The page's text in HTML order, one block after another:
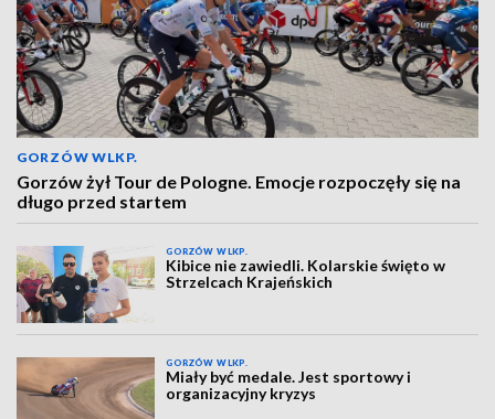
GORZÓW WLKP.
Gorzów żył Tour de Pologne. Emocje rozpoczęły się na
długo przed startem
GORZÓW WLKP.
Kibice nie zawiedli. Kolarskie święto w
Strzelcach Krajeńskich
GORZÓW WLKP.
Miały być medale. Jest sportowy i
organizacyjny kryzys